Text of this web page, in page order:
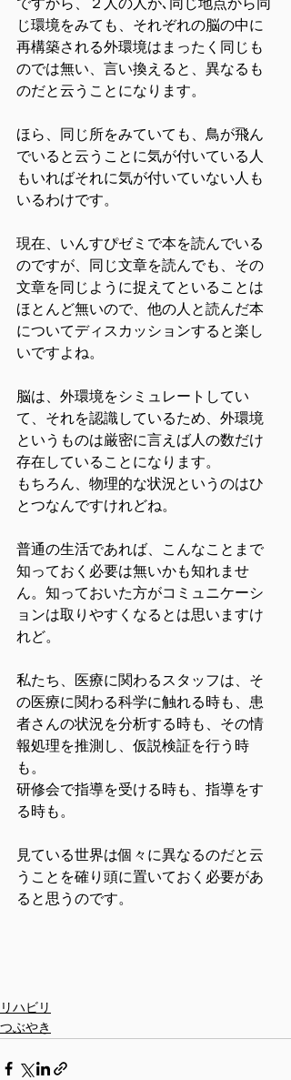
ですから、２人の人が､同じ地点から同
じ環境をみても、それぞれの脳の中に
再構築される外環境はまったく同じも
のでは無い、言い換えると、異なるも
のだと云うことになります。
ほら、同じ所をみていても、鳥が飛ん
でいると云うことに気が付いている人
もいればそれに気が付いていない人も
いるわけです。
現在、いんすぴゼミで本を読んでいる
のですが、同じ文章を読んでも、その
文章を同じように捉えてといることは
ほとんど無いので、他の人と読んだ本
についてディスカッションすると楽し
いですよね。
脳は、外環境をシミュレートしてい
て、それを認識しているため、外環境
というものは厳密に言えば人の数だけ
存在していることになります。
もちろん、物理的な状況というのはひ
とつなんですけれどね。
普通の生活であれば、こんなことまで
知っておく必要は無いかも知れませ
ん。知っておいた方がコミュニケーシ
ョンは取りやすくなるとは思いますけ
れど。
私たち、医療に関わるスタッフは、そ
の医療に関わる科学に触れる時も、患
者さんの状況を分析する時も、その情
報処理を推測し、仮説検証を行う時
も。
研修会で指導を受ける時も、指導をす
る時も。
見ている世界は個々に異なるのだと云
うことを確り頭に置いておく必要があ
ると思うのです。
リハビリ
つぶやき